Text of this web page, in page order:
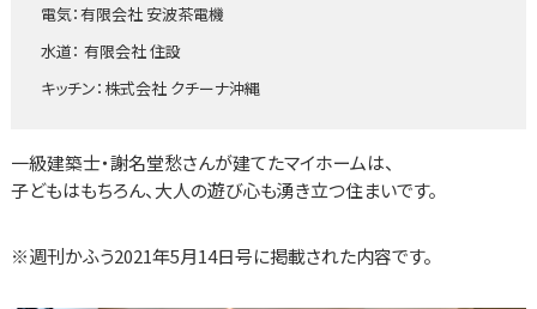
電気：有限会社 安波茶電機
水道： 有限会社 住設
キッチン：株式会社 クチーナ沖縄
一級建築士・謝名堂愁さんが建てたマイホームは、
子どもはもちろん、大人の遊び心も湧き立つ住まいです。
※週刊かふう2021年5月14日号に掲載された内容です。